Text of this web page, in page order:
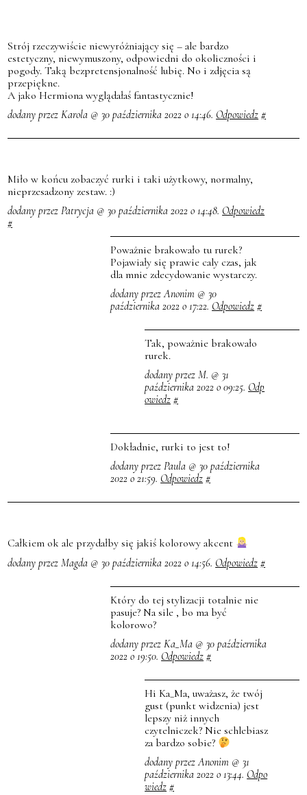
Strój rzeczywiście niewyróżniający się – ale bardzo
estetyczny, niewymuszony, odpowiedni do okoliczności i
pogody. Taką bezpretensjonalność lubię. No i zdjęcia są
przepiękne.
A jako Hermiona wyglądałaś fantastycznie!
dodany przez Karola @ 30 października 2022 o 14:46. Odpowiedz #
Miło w końcu zobaczyć rurki i taki użytkowy, normalny,
nieprzesadzony zestaw. :)
dodany przez Patrycja @ 30 października 2022 o 14:48. Odpowiedz
#
Poważnie brakowało tu rurek?
Pojawiały się prawie caly czas, jak
dla mnie zdecydowanie wystarczy.
dodany przez Anonim @ 30
października 2022 o 17:22. Odpowiedz #
Tak, poważnie brakowało
rurek.
dodany przez M. @ 31
października 2022 o 09:25. Odp
owiedz #
Dokładnie, rurki to jest to!
dodany przez Paula @ 30 października
2022 o 21:59. Odpowiedz #
Całkiem ok ale przydałby się jakiś kolorowy akcent
dodany przez Magda @ 30 października 2022 o 14:56. Odpowiedz #
Który do tej stylizacji totalnie nie
pasuje? Na sile , bo ma być
kolorowo?
dodany przez Ka_Ma @ 30 października
2022 o 19:50. Odpowiedz #
Hi Ka_Ma, uważasz, że twój
gust (punkt widzenia) jest
lepszy niż innych
czytelniczek? Nie schlebiasz
za bardzo sobie?
dodany przez Anonim @ 31
października 2022 o 13:44. Odpo
wiedz #